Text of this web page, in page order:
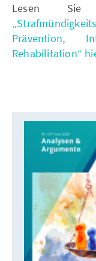
Lesen Sie
Prävention,
Rehabilitation“